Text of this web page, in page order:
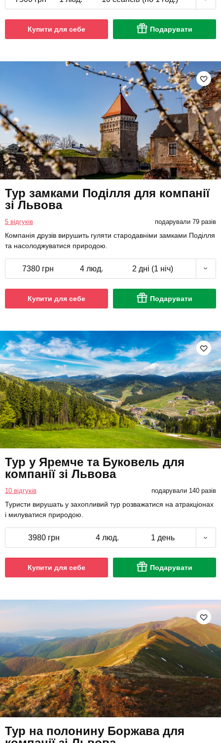
Тур замками Поділля для компанії
зі Львова
Компанія друзів вирушить гуляти стародавніми замками Поділля
та насолоджуватися природою.
7380 грн 2 дні (1 ніч)
Купити для себе Подарувати
Тур у Яремче та Буковель для
компанії зі Львова
Туристи вирушать у захопливий тур розважатися на атракціонах
і милуватися природою.
4 люд.
Купити для себе Подарувати
Тур на полонину Боржава для
компанії зі Львова
Компанія мандрівників побачить краєвиди полонини, шлях до